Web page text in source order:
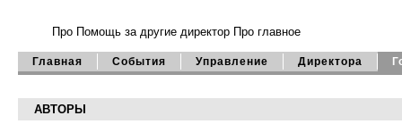
Про Помощь за другие директор Про главное
Главная События Управление Директора
АВТОРЫ